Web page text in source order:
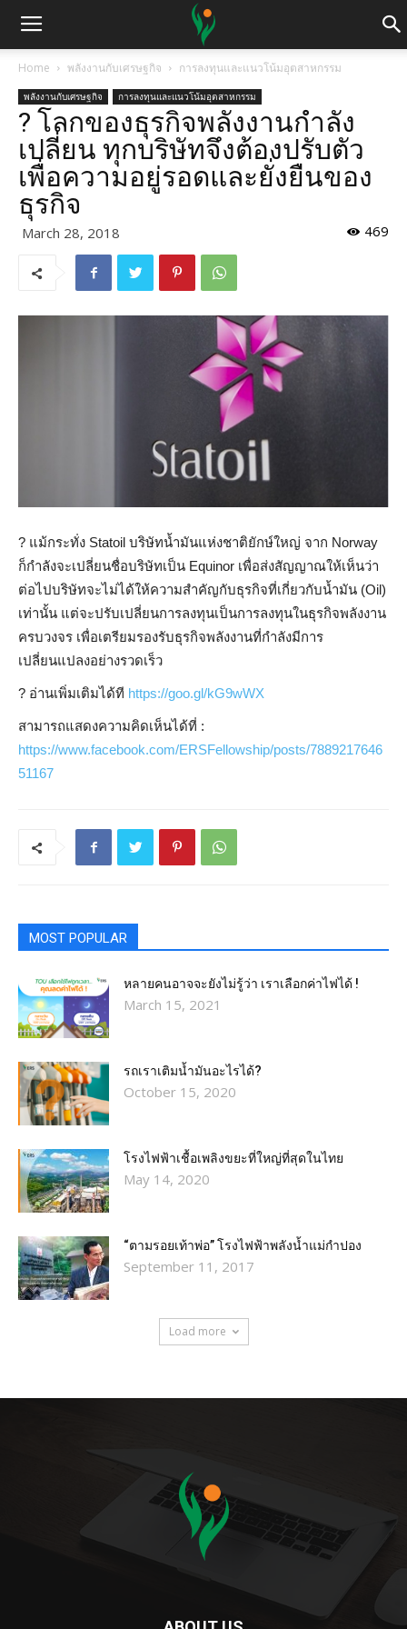
Home พลังงานกับเศรษฐกิจ การลงทุนและแนวโน้มอุตสาหกรรม
พลังงานกับเศรษฐกิจ การลงทุนและแนวโน้มอุตสาหกรรม
? โลกของธุรกิจพลังงานกำลัง
เปลี่ยน ทุกบริษัทจึงต้องปรับตัว
เพื่อความอยู่รอดและยั่งยืนของ
ธุรกิจ
March 28, 2018 469
?️ แม้กระทั่ง Statoil บริษัทน้ำมันแห่งชาติยักษ์ใหญ่ จาก Norway
ก็กำลังจะเปลี่ยนชื่อบริษัทเป็น Equinor เพื่อส่งสัญญาณให้เห็นว่า
ต่อไปบริษัทจะไม่ได้ให้ความสำคัญกับธุรกิจที่เกี่ยวกับน้ำมัน (Oil)
เท่านั้น แต่จะปรับเปลี่ยนการลงทุนเป็นการลงทุนในธุรกิจพลังงาน
ครบวงจร เพื่อเตรียมรองรับธุรกิจพลังงานที่กำลังมีการ
เปลี่ยนแปลงอย่างรวดเร็ว
? อ่านเพิ่มเติมได้ที https://goo.gl/kG9wWX
สามารถแสดงความคิดเห็นได้ที่ :
https://www.facebook.com/ERSFellowship/posts/7889217646
51167
MOST POPULAR
หลายคนอาจจะยังไม่รู้ว่า เราเลือกค่าไฟได้ !
March 15, 2021
รถเราเติมน้ำมันอะไรได้?​
October 15, 2020
โรงไฟฟ้าเชื้อเพลิงขยะที่ใหญ่ที่สุดในไทย
May 14, 2020
“ตามรอยเท้าพ่อ” โรงไฟฟ้าพลังน้ำแม่กำปอง
September 11, 2017
Load more